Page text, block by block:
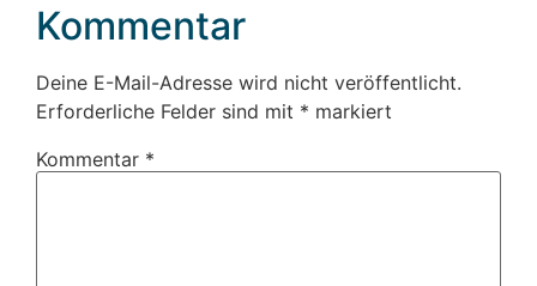
Kommentar
Deine E-Mail-Adresse wird nicht veröffentlicht.
Erforderliche Felder sind mit * markiert
Kommentar *